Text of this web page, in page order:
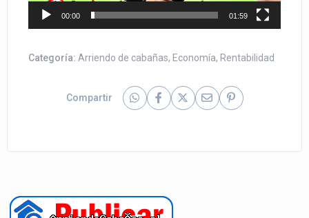
00:00 01:59
Categoría: Arriendo de cabañas, Economía, Rentabilidad
Compartir